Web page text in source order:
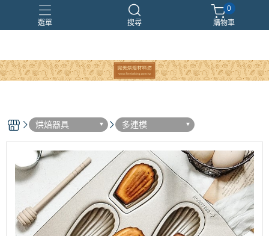
選單 搜尋
0
購物車
烘焙器具 多連模